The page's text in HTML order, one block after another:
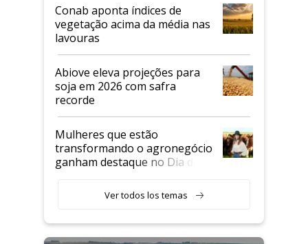
Conab aponta índices de
vegetação acima da média nas
lavouras
Abiove eleva projeções para
soja em 2026 com safra
recorde
Mulheres que estão
transformando o agronegócio
ganham destaque no Dia do
Ver todos los temas